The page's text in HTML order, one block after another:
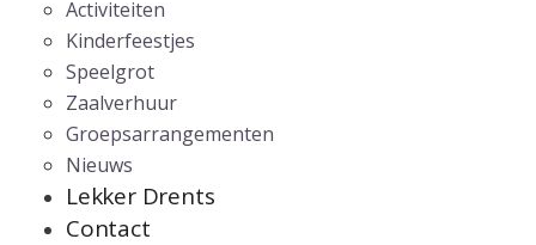
Activiteiten
Kinderfeestjes
Speelgrot
Zaalverhuur
Groepsarrangementen
Nieuws
Lekker Drents
Contact